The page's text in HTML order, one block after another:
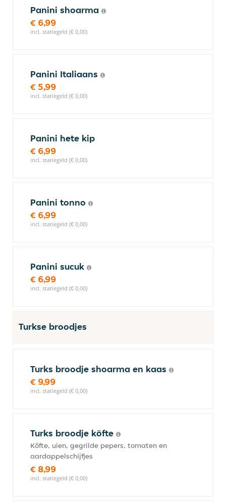
Panini shoarma
€ 6,99
incl. statiegeld (€ 0,00)
Panini Italiaans
€ 5,99
incl. statiegeld (€ 0,00)
Panini hete kip
€ 6,99
incl. statiegeld (€ 0,00)
Panini tonno
€ 6,99
incl. statiegeld (€ 0,00)
Panini sucuk
€ 6,99
incl. statiegeld (€ 0,00)
Turkse broodjes
Turks broodje shoarma en kaas
€ 9,99
incl. statiegeld (€ 0,00)
Turks broodje köfte
Köfte, uien, gegrilde pepers, tomaten en
aardappelschijfjes
€ 8,99
incl. statiegeld (€ 0,00)